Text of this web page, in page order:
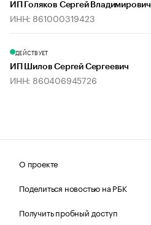
ИП Голяков Сергей Владимирович
ИНН: 861000319423
ДЕЙСТВУЕТ
ИП Шилов Сергей Сергеевич
ИНН: 860406945726
О проекте
Поделиться новостью на РБК
Получить пробный доступ